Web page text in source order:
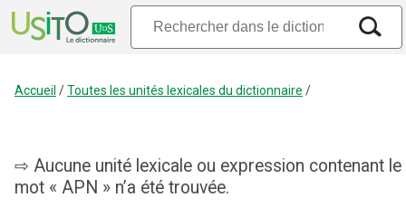
Accueil /Toutes les unités lexicales du dictionnaire /
Aucune unité lexicale ou expression contenant le
mot « APN » n’a été trouvée.